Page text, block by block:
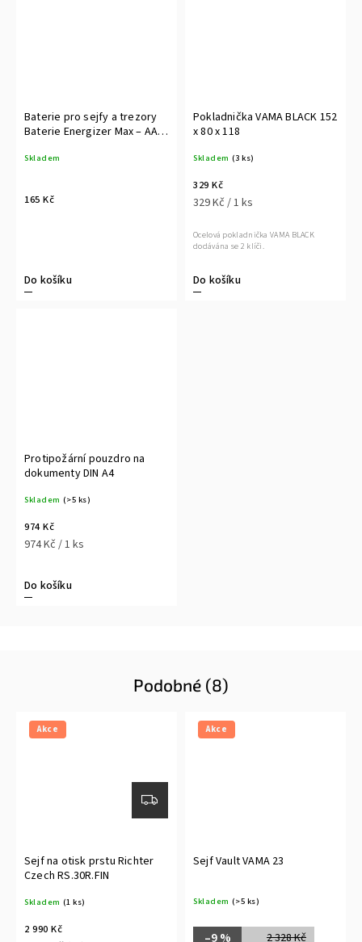
Baterie pro sejfy a trezory
Baterie Energizer Max – AA
Skladem
165 Kč
Do košíku
Pokladnička VAMA BLACK 152
x 80 x 118
Skladem (3 ks)
329 Kč
329 Kč / 1 ks
Do košíku
Ocelová pokladnička VAMA BLACK
dodávána se 2 klíči.
Protipožární pouzdro na
dokumenty DIN A4
Skladem (>5 ks)
974 Kč
974 Kč / 1 ks
Do košíku
Podobné (8)
Akce
Sejf na otisk prstu Richter
Czech RS.30R.FIN
Skladem (1 ks)
2 990 Kč
Akce
Sejf Vault VAMA 23
Skladem (>5 ks)
2 328 Kč
–9 %